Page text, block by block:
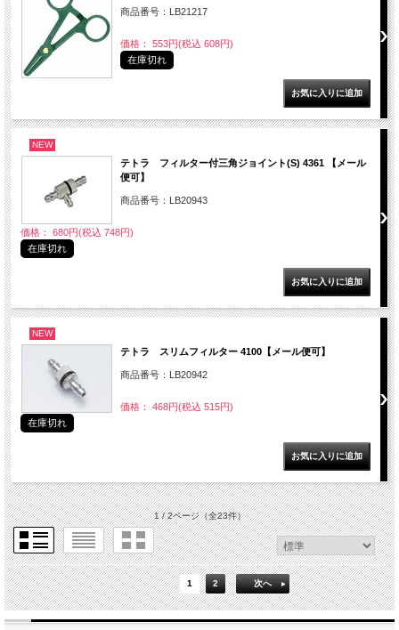
商品番号：LB21217
価格： 553円(税込 608円)
在庫切れ
NEW
テトラ フィルター付三角ジョイント(S) 4361 【メール
便可】
商品番号：LB20943
価格： 680円(税込 748円)
在庫切れ
NEW
テトラ スリムフィルター 4100【メール便可】
商品番号：LB20942
価格： 468円(税込 515円)
在庫切れ
1 / 2ページ（全23件）
1 2 次へ